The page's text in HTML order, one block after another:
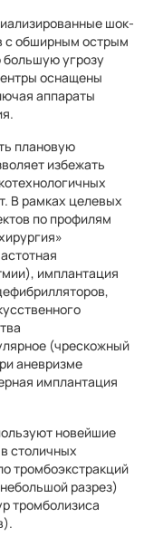
шок-
с обширным острым
угрозу
оснащены
аппараты
плановую
избежать
В рамках целевых
по профилям
имплантация
(чрескожный
аневризме
имплантация
новейшие
столичных
тромбоэкстракций
разрез)
тромболизиса